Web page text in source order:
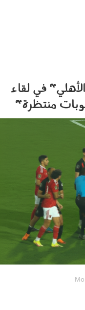
في لقاء
منتظرة"